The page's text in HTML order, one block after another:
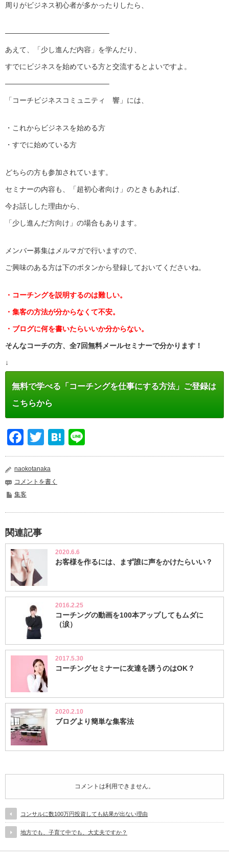
周りがビジネス初心者が多かったりしたら、
——————————————–
あえて、「少し進んだ内容」を学んだり、
すでにビジネスを始めている方と交流するとよいですよ。
——————————————–
「コーチビジネスコミュニティ 響」には、
・これからビジネスを始める方
・すでに始めている方
どちらの方も参加されています。
セミナーの内容も、「超初心者向け」のときもあれば、
今お話しした理由から、
「少し進んだ方向け」の場合もあります。
メンバー募集はメルマガで行いますので、
ご興味のある方は下のボタンから登録しておいてくださいね。
・コーチングを説明するのは難しい。
・集客の方法が分からなくて不安。
・ブログに何を書いたらいいか分からない。
そんなコーチの方、全7回無料メールセミナーで分かります！
↓
無料で学べる「コーチングを仕事にする方法」ご登録は
こちらから
Facebook
TwitterHatena
naokotanaka
コメントを書く
集客
関連記事
2020.6.6
お客様を作るには、まず誰に声をかけたらいい？
2016.2.25
コーチングの動画を100本アップしてもムダに
（涙）
2017.5.30
コーチングセミナーに友達を誘うのはOK？
2020.2.10
ブログより簡単な集客法
コメントは利用できません。
コンサルに数100万円投資しても結果が出ない理由
地方でも、子育て中でも、大丈夫ですか？